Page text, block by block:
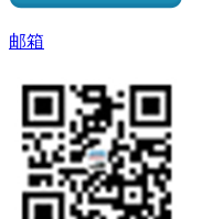
邮箱